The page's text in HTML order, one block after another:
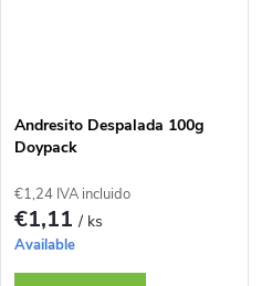
Andresito Despalada 100g
Doypack
€1,24 IVA incluido
€1,11/ ks
Available